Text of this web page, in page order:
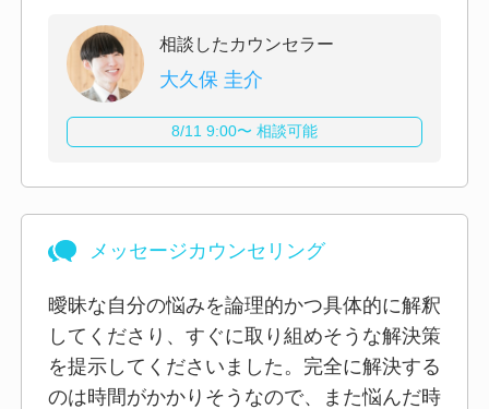
相談したカウンセラー
大久保 圭介
8/11 9:00〜 相談可能
メッセージカウンセリング
曖昧な自分の悩みを論理的かつ具体的に解釈
してくださり、すぐに取り組めそうな解決策
を提示してくださいました。完全に解決する
のは時間がかかりそうなので、また悩んだ時